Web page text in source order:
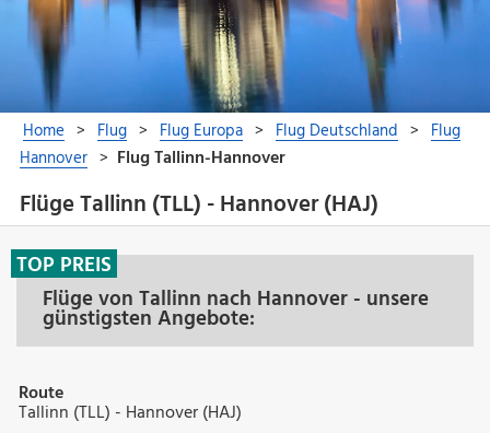
Flüge Tallinn (TLL) - Hannover (HAJ)
Flüge von Tallinn nach Hannover - unsere
günstigsten Angebote:
TOP PREIS
Route
Tallinn (TLL) - Hannover (HAJ)